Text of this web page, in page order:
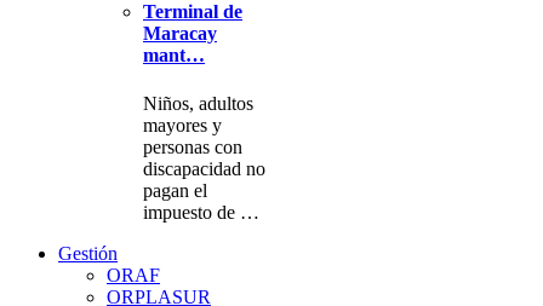
Terminal de
Maracay
mant…
Niños, adultos
mayores y
personas con
discapacidad no
pagan el
impuesto de …
Gestión
ORAF
ORPLASUR